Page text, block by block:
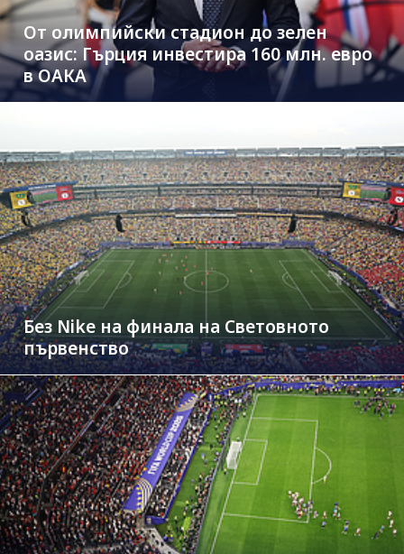
От олимпийски стадион до зелен
оазис: Гърция инвестира 160 млн. евро
в ОАКА
Без Nike на финала на Световното
първенство